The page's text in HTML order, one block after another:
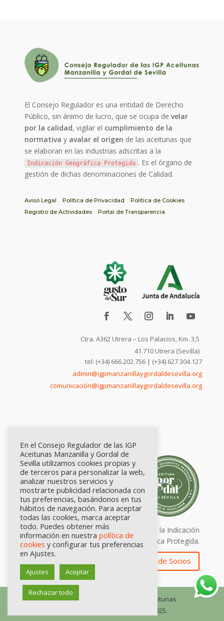
El Consejo Regulador es una entidad de Derecho
Público, sin ánimo de lucro, que se ocupa develar
por la calidad, vigilar el cumplimiento de la
normativa y avalar el origen de las aceitunas que
se elaboran en las industrias adscritas a la
Indicación Geográfica Protegida . Es el órgano de
gestión de dichas denominaciones de Calidad.
Aviso Legal Política de Privacidad
Política de Cookies
Registro de Actividades
Portal de Transparencia
Ctra. A362 Utrera – Los Palacios, Km. 3,5
41.710 Utrera (Sevilla)
tel: (+34) 666.202.756 | (+34) 627.304.127
admin@igpmanzanillaygordaldesevilla.org
comunicación@igpmanzanillaygordaldesevilla.org
Calidad certificada por Origen. Sellos de la Indicación
Geográfica Protegida.
Zona de Socios
© Consejo Regulador de las IGP Aceitunas
Manzanilla y Gordal de Sevilla, 2025.
En el Consejo Regulador de las IGP
Aceitunas Manzanilla y Gordal de
Sevilla utilizamos cookies propias y
de terceros para personalizar la web,
analizar nuestros servicios y
mostrarte publicidad relacionada con
tus preferencias, basándonos en tus
hábitos de navegación. Para aceptar
todas las cookies, marca aceptar
todo. Puedes obtener más
información en nuestra política de
cookies y configurar tus preferencias
en Ajustes.
Ajustes Aceptar
Rechazar todo